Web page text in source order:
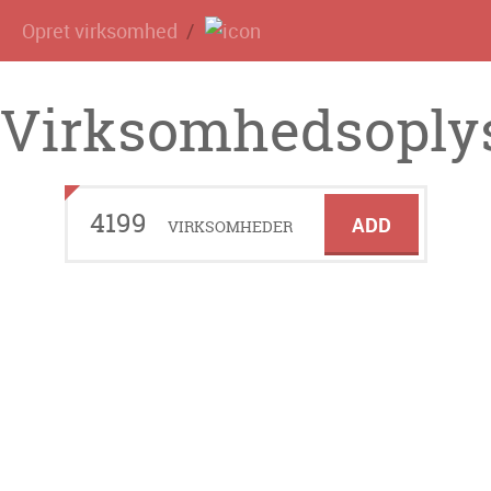
Opret virksomhed
4199 VIRKSOMHEDER ADD